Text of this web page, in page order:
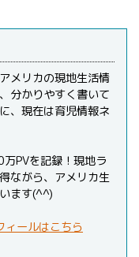
メリカの現地生活情
分かりやすく書いて
、現在は育児情報ネ
PVを記録！現地ラ
ながら、アメリカ生
ます(^^)
ィールはこちら